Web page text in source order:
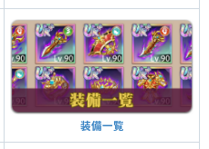
装備一覧